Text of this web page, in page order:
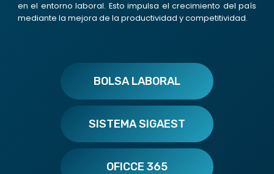
en el entorno laboral. Esto impulsa el crecimiento del país
mediante la mejora de la productividad y competitividad.
BOLSA LABORAL
SISTEMA SIGAEST
OFICCE 365